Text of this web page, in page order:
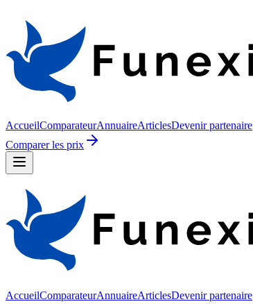
AccueilComparateurAnnuaireArticlesDevenir partenaire
Comparer les prix
AccueilComparateurAnnuaireArticlesDevenir partenaire